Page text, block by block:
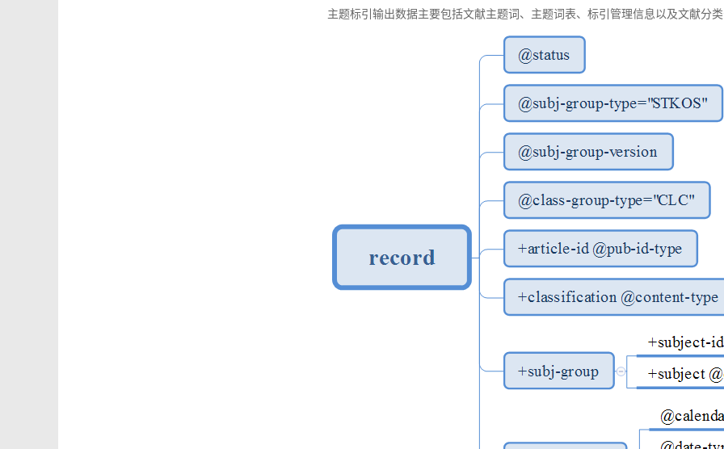
主题标引输出数据主要包括文献主题词、主题词表、标引管理信息以及文献分